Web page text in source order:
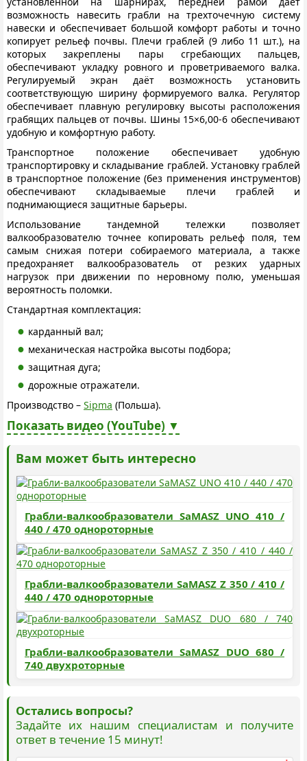
возможность навесить грабли на трехточечную систему
навески и обеспечивает большой комфорт работы и точно
копирует рельеф почвы. Плечи граблей (9 либо 11 шт.), на
которых закреплены пары сгребающих пальцев,
обеспечивают укладку ровного и проветриваемого валка.
Регулируемый экран даёт возможность установить
соответствующую ширину формируемого валка. Регулятор
обеспечивает плавную регулировку высоты расположения
грабящих пальцев от почвы. Шины 15×6,00-6 обеспечивают
удобную и комфортную работу.
Транспортное положение обеспечивает удобную
транспортировку и складывание граблей. Установку граблей
в транспортное положение (без применения инструментов)
обеспечивают складываемые плечи граблей и
поднимающиеся защитные барьеры.
Использование тандемной тележки позволяет
валкообразователю точнее копировать рельеф поля, тем
самым снижая потери собираемого материала, а также
предохраняет валкообразователь от резких ударных
нагрузок при движении по неровному полю, уменьшая
вероятность поломки.
Стандартная комплектация:
карданный вал;
механическая настройка высоты подбора;
защитная дуга;
дорожные отражатели.
Производство – Sipma (Польша).
Показать видео (YouTube) ▼
Вам может быть интересно
Грабли-валкообразователи SaMASZ UNO 410 /
440 / 470 однороторные
Грабли-валкообразователи SaMASZ Z 350 / 410 /
440 / 470 однороторные
Грабли-валкообразователи SaMASZ DUO 680 /
740 двухроторные
Остались вопросы?
Задайте их нашим специалистам и получите
ответ в течение 15 минут!